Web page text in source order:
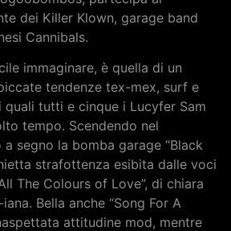
dei Killer Klown, garage band
Cannibals.
immaginare, è quella di un
tendenze tex-mex, surf e
quali tutti e cinque i Lucyfer Sam
tempo. Scendendo nel
segno la bomba garage “Black
strafottenza esibita dalle voci
The Colours of Love”, di chiara
Bella anche “Song For A
attitudine mod, mentre